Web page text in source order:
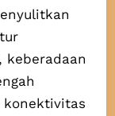
keberadaan
konektivitas